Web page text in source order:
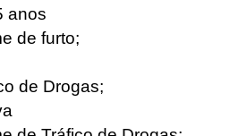
anos
de furto;
de Drogas;